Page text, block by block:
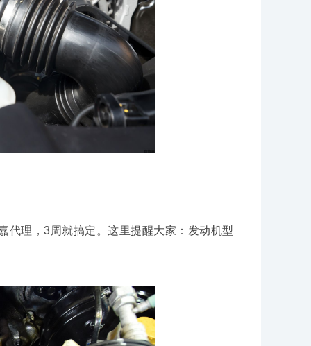
理，3周就搞定。这里提醒大家：发动机型